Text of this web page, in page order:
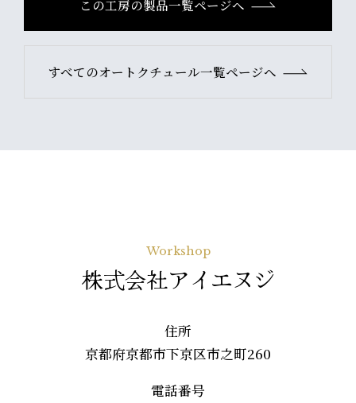
この工房の製品一覧ページへ
すべてのオートクチュール一覧ページへ
Workshop
株式会社アイエヌジ
住所
京都府京都市下京区市之町260
電話番号